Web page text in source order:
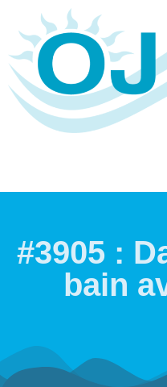
#3905 :
bain